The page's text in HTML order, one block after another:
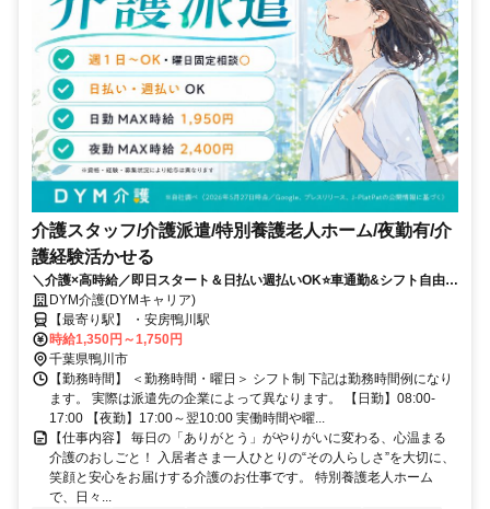
介護スタッフ/介護派遣/特別養護老人ホーム/夜勤有/介
護経験活かせる
＼介護×高時給／即日スタート＆日払い週払いOK⭐️車通勤&シフト自由⭐️
直接雇用サポート✨
DYM介護(DYMキャリア)
【最寄り駅】 ・安房鴨川駅
時給1,350円～1,750円
千葉県鴨川市
【勤務時間】 ＜勤務時間・曜日＞ シフト制 下記は勤務時間例になり
ます。 実際は派遣先の企業によって異なります。 【日勤】08:00-
17:00 【夜勤】17:00～翌10:00 実働時間や曜...
【仕事内容】 毎日の「ありがとう」がやりがいに変わる、心温まる
介護のおしごと！ 入居者さま一人ひとりの“その人らしさ”を大切に、
笑顔と安心をお届けする介護のお仕事です。 特別養護老人ホーム
で、日々...